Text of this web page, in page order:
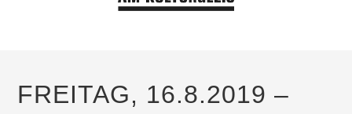
FREITAG, 16.8.2019 –